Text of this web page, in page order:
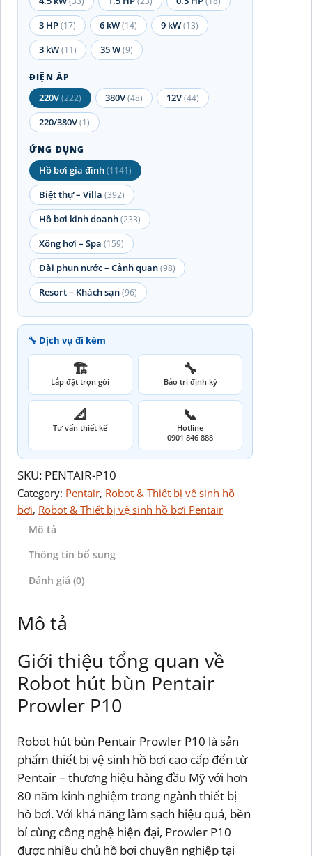
3 HP(17) 6 kW(14) 9 kW(13)
3 kW(11) 35 W(9)
ĐIỆN ÁP
220V(222) 380V(48) 12V(44)
220/380V(1)
ỨNG DỤNG
Hồ bơi gia đình(1141)
Biệt thự – Villa (392)
Hồ bơi kinh doanh(233)
Xông hơi – Spa (159)
Đài phun nước – Cảnh quan(98)
Resort – Khách sạn(96)
🔧 Dịch vụ đi kèm
🏗️
Lắp đặt trọn gói
🔧
Bảo trì định kỳ
📐
Tư vấn thiết kế
📞
Hotline
0901 846 888
SKU: PENTAIR-P10
Category: Pentair, Robot & Thiết bị vệ sinh hồ
bơi, Robot & Thiết bị vệ sinh hồ bơi Pentair
Mô tả
Thông tin bổ sung
Đánh giá (0)
Mô tả
Giới thiệu tổng quan về
Robot hút bùn Pentair
Prowler P10
Robot hút bùn Pentair Prowler P10 là sản
phẩm thiết bị vệ sinh hồ bơi cao cấp đến từ
Pentair – thương hiệu hàng đầu Mỹ với hơn
80 năm kinh nghiệm trong ngành thiết bị
hồ bơi. Với khả năng làm sạch hiệu quả, bền
bỉ cùng công nghệ hiện đại, Prowler P10
được nhiều chủ hồ bơi chuyên nghiệp tại